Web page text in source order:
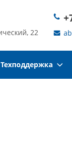
22
Техподдержка